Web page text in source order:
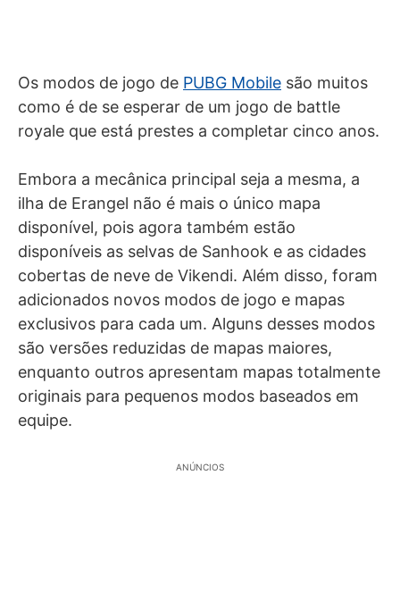
Os modos de jogo de PUBG Mobile são muitos
como é de se esperar de um jogo de battle
royale que está prestes a completar cinco anos.
Embora a mecânica principal seja a mesma, a
ilha de Erangel não é mais o único mapa
disponível, pois agora também estão
disponíveis as selvas de Sanhook e as cidades
cobertas de neve de Vikendi. Além disso, foram
adicionados novos modos de jogo e mapas
exclusivos para cada um. Alguns desses modos
são versões reduzidas de mapas maiores,
enquanto outros apresentam mapas totalmente
originais para pequenos modos baseados em
equipe.
ANÚNCIOS